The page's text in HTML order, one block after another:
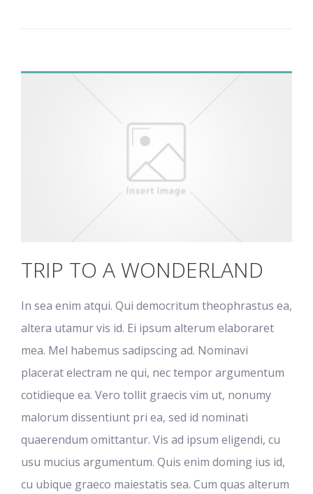
TRIP TO A WONDERLAND
In sea enim atqui. Qui democritum theophrastus ea,
altera utamur vis id. Ei ipsum alterum elaboraret
mea. Mel habemus sadipscing ad. Nominavi
placerat electram ne qui, nec tempor argumentum
cotidieque ea. Vero tollit graecis vim ut, nonumy
malorum dissentiunt pri ea, sed id nominati
quaerendum omittantur. Vis ad ipsum eligendi, cu
usu mucius argumentum. Quis enim doming ius id,
cu ubique graeco maiestatis sea. Cum quas alterum